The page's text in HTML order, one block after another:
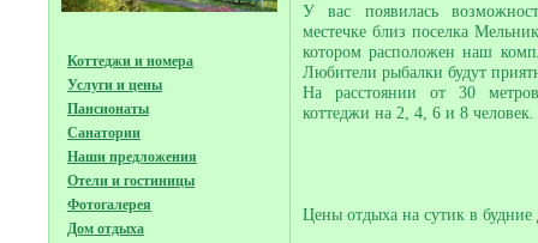
Коттеджи и номера
Услуги и цены
Пансионаты
Санатории
Наши предложения
Отели и гостиницы
Фотогалерея
Дом отдыха
У вас появилась
местечке близ поселка
котором расположен наш
Любители рыбалки будут
На расстоянии от 30
коттеджи на 2, 4, 6 и 8 человек.
Цены отдыха на сутик в будние